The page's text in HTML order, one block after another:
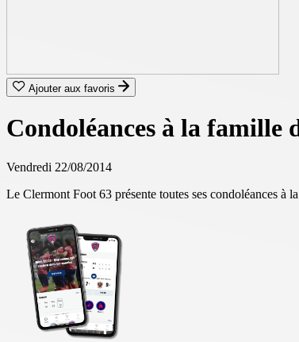
Ajouter aux favoris
Condoléances à la famille
Vendredi 22/08/2014
Le Clermont Foot 63 présente toutes ses condoléances à